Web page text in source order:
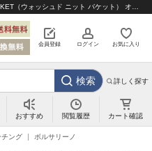
会員登録 ログイン お気に入り
検索 詳しく探す
おすすめ 閲覧履歴 カート確認
チング ボルサリーノ